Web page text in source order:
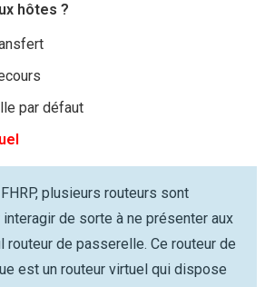
hôtes ?
par défaut
FHRP, plusieurs routeurs sont
de sorte à ne présenter aux
routeur de passerelle. Ce routeur de
est un routeur virtuel qui dispose